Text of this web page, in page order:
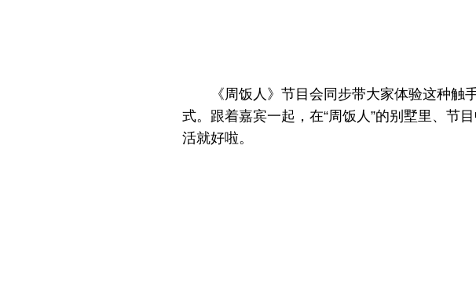
《周饭人》节目会同步带大家体验这种
式。跟着嘉宾一起，在“周饭人”的别墅里、节
活就好啦。